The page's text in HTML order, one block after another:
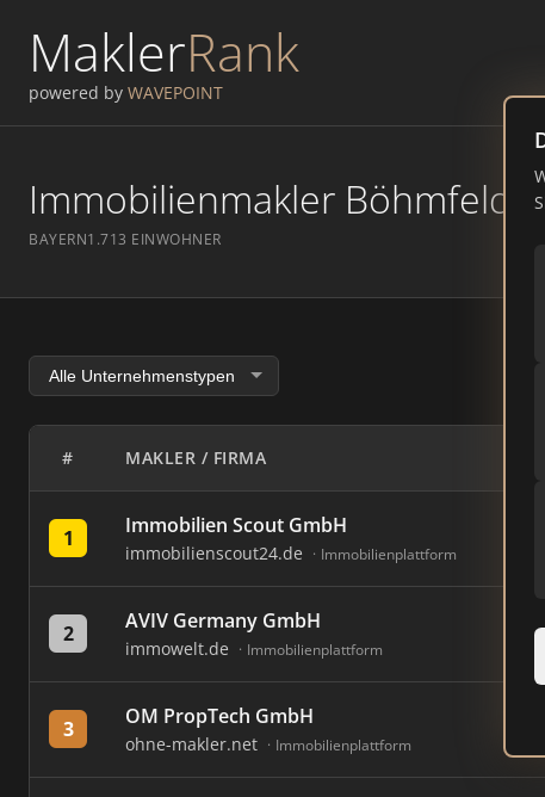
MaklerRank
powered by WAVEPOINT
Immobilienmakler Böhmfeld
BAYERN1.713 EINWOHNER
# MAKLER / FIRMA
1 Immobilien Scout GmbH
immobilienscout24.de Immobilienplattform
2 AVIV Germany GmbH
immowelt.de Immobilienplattform
3 OM PropTech GmbH
ohne-makler.net Immobilienplattform